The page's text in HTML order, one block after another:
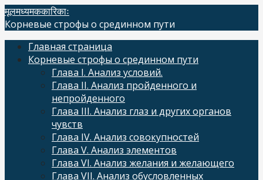
Skip
to
मूलमध्यमककारिकाः
Корневые строфы о срединном пути
Главная страница
Корневые строфы о срединном пути
Глава I. Анализ условий.
Глава II. Анализ пройденного и
непройденного
Глава III. Анализ глаз и других органов
чувств
Глава IV. Анализ совокупностей
Глава V. Анализ элементов
Глава VI. Анализ желания и желающего
Глава VII. Анализ обусловленных